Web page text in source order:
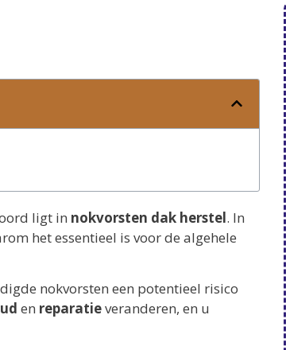
ligt in nokvorsten dak herstel. In
het essentieel is voor de algehele
nokvorsten een potentieel risico
en reparatieveranderen, en u